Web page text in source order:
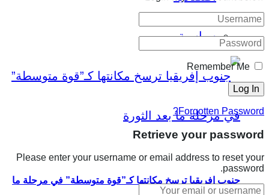
سياسية
جنوب إفريقيا ترسخ مكانتها كـ”قوة متوسطة” في مرحلة ما
Remember Me
Forgotten Password?
Retrieve your password
Please enter your username or email address to reset your
password.